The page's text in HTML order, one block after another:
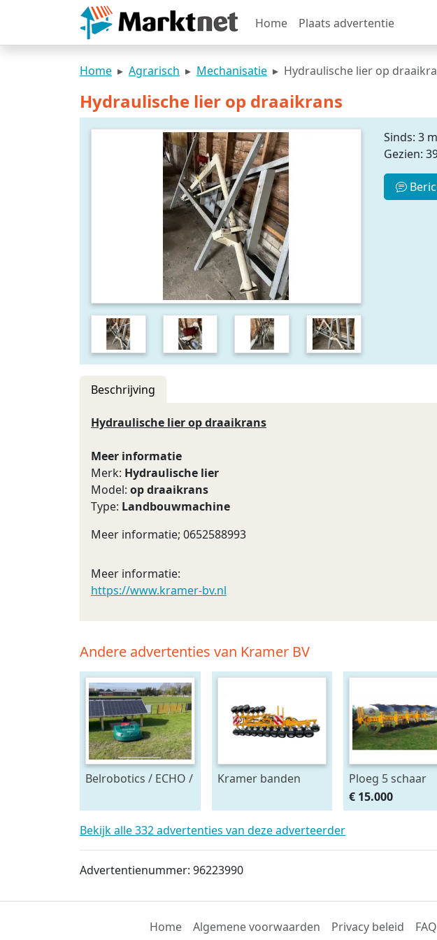
Home Plaats advertentie
Home Agrarisch Mechanisatie Hydraulische lier op
Hydraulische lier op draaikrans
Sinds: 3
Gezien:
Beschrijving
Hydraulische lier op draaikrans
Meer informatie
Merk: Hydraulische lier
Model: op draaikrans
Type: Landbouwmachine
Meer informatie; 0652588993
Meer informatie:
https://www.kramer-bv.nl
Andere advertenties van Kramer BV
Belrobotics / ECHO /
leverancier
zonnepanelen accu
Kramer banden
Ploeg 5 schaar
RUMPTSTAD RPV
140 - 480V4 + 1
€ 15.000
Bekijk alle 332 advertenties van deze adverteerder
Advertentienummer: 96223990
Home Algemene voorwaarden Privacy beleid FAQ